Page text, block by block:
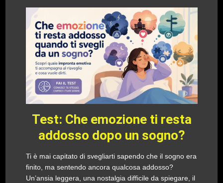
Test: Che emozione ti resta
addosso dopo un sogno?
Ti è mai capitato di svegliarti sapendo che il sogno era
finito, ma sentendo ancora qualcosa addosso?
Un’ansia leggera, una nostalgia difficile da spiegare, il